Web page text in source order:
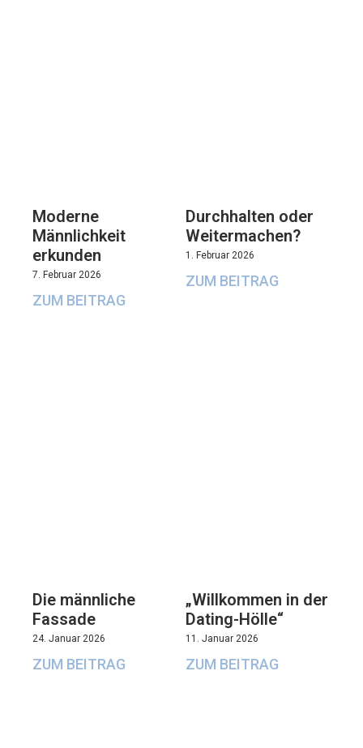
Moderne
Männlichkeit
erkunden
7. Februar 2026
ZUM BEITRAG
Durchhalten oder
Weitermachen?
1. Februar 2026
ZUM BEITRAG
Die männliche
Fassade
24. Januar 2026
ZUM BEITRAG
„Willkommen in der
Dating-Hölle“
11. Januar 2026
ZUM BEITRAG